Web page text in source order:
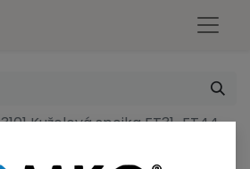
3101 Kuželová spojka FT31-FT44